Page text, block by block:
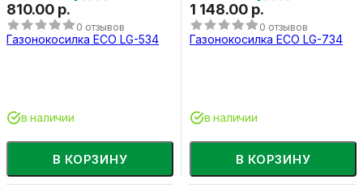
810.00 р.
0 отзывов
Газонокосилка ECO LG-534
В КОРЗИНУ
в наличии
1 148.00 р.
0 отзывов
Газонокосилка ECO LG-734
В КОРЗИНУ
в наличии